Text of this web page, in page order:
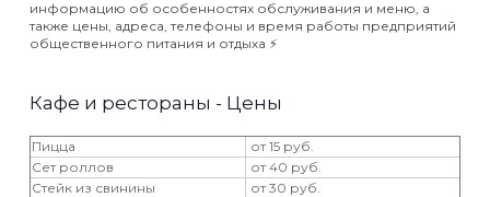
информацию об особенностях обслуживания и меню, а
также цены, адреса, телефоны и время работы предприятий
общественного питания и отдыха ⚡️
Кафе и рестораны - Цены
Пицца
от 15 руб.
Сет роллов
от 40 руб.
Стейк из свинины
от 30 руб.